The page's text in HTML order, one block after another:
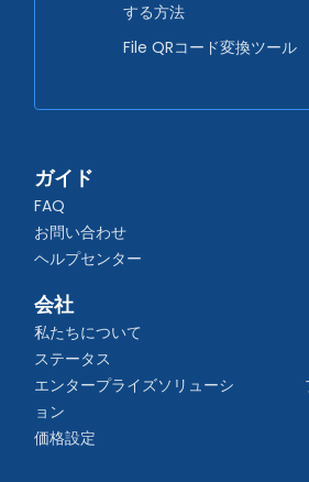
する方法
File QRコード変換ツール
ガイド
FAQ
お問い合わせ
ヘルプセンター
会社
私たちについて
ステータス
エンタープライズソリューシ
ョン
価格設定